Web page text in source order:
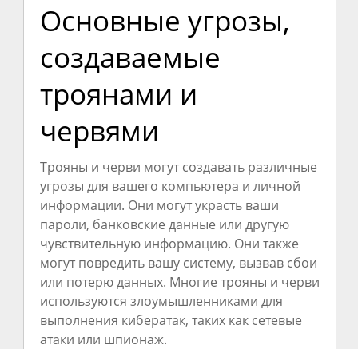
Основные угрозы,
создаваемые
троянами и
червями
Трояны и черви могут создавать различные
угрозы для вашего компьютера и личной
информации. Они могут украсть ваши
пароли, банковские данные или другую
чувствительную информацию. Они также
могут повредить вашу систему, вызвав сбои
или потерю данных. Многие трояны и черви
используются злоумышленниками для
выполнения кибератак, таких как сетевые
атаки или шпионаж.